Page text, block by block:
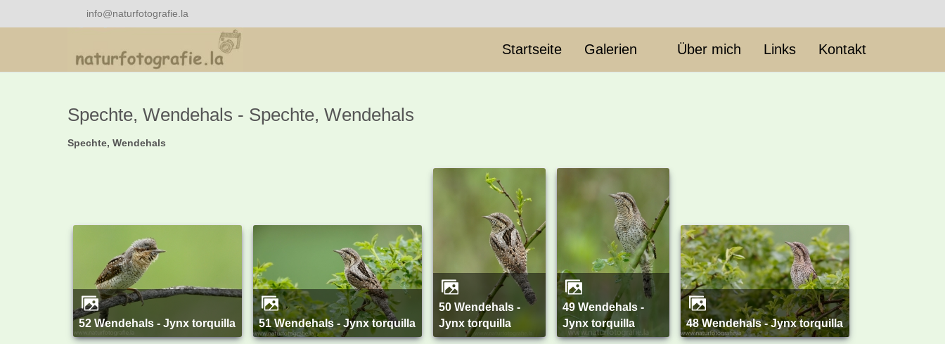
info@naturfotografie.la
Startseite Galerien Über mich Links Kontakt
Spechte, Wendehals - Spechte, Wendehals
Spechte, Wendehals
52 Wendehals - Jynx torquilla 51 Wendehals - Jynx torquilla
50 Wendehals -
Jynx torquilla
49 Wendehals -
Jynx torquilla
48 Wendehals - Jynx torquilla